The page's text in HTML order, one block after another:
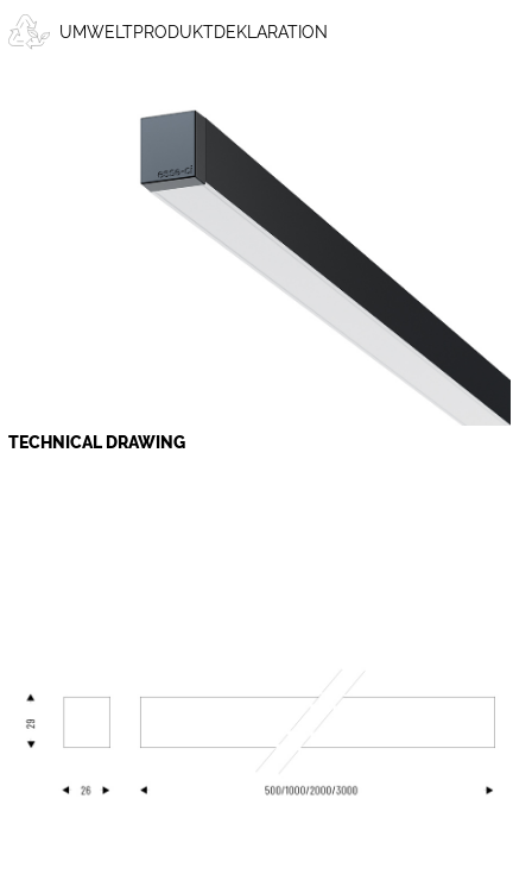
UMWELTPRODUKTDEKLARATION
TECHNICAL DRAWING